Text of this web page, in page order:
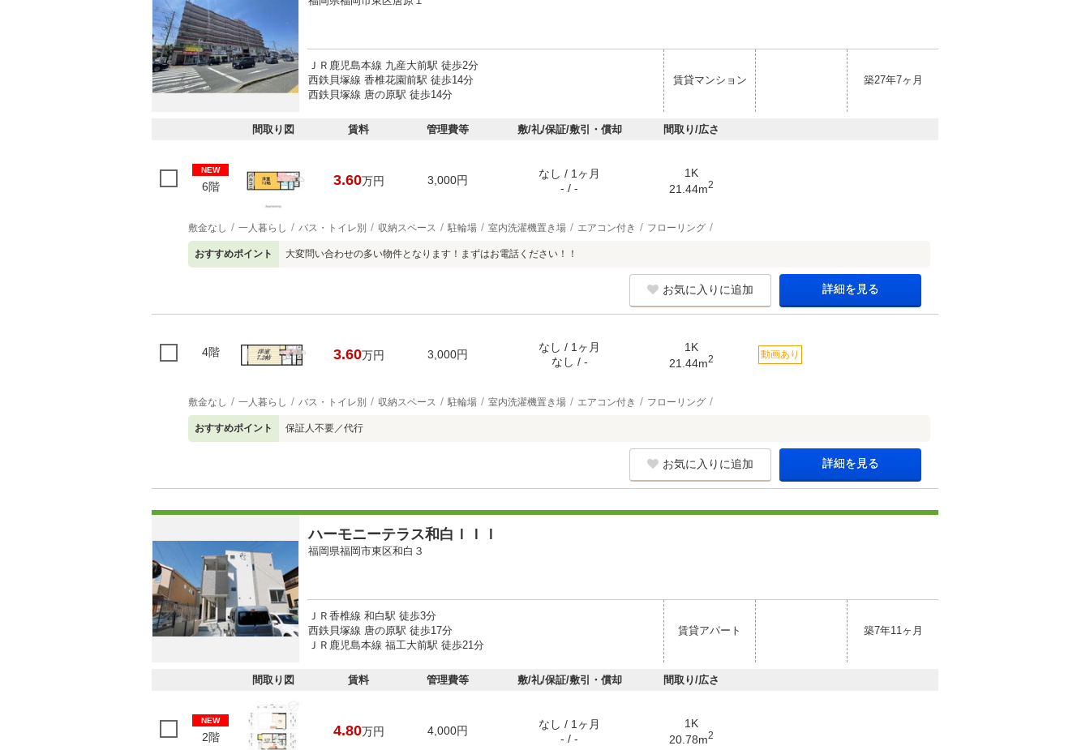
ＪＲ鹿児島本線 九産大前駅 徒歩2分
西鉄貝塚線 香椎花園前駅 徒歩14分
西鉄貝塚線 唐の原駅 徒歩14分
賃貸マンション 築27年7ヶ月
間取り図 賃料 管理費等 敷/礼/保証/敷引・償却 間取り/広さ
NEW
6階 3.60万円 3,000円
なし / 1ヶ月
- / -
1K
21.44m2
敷金なし 一人暮らし バス・トイレ別 収納スペース 駐輪場 室内洗濯機置き場 エアコン付き フローリング
おすすめポイント 大変問い合わせの多い物件となります！まずはお電話ください！！
お気に入りに追加 詳細を見る
4階 3.60万円 3,000円
なし / 1ヶ月
なし / -
1K
21.44m2 動画あり
敷金なし 一人暮らし バス・トイレ別 収納スペース 駐輪場 室内洗濯機置き場 エアコン付き フローリング
おすすめポイント 保証人不要／代行
お気に入りに追加 詳細を見る
ハーモニーテラス和白ＩＩＩ
福岡県福岡市東区和白３
ＪＲ香椎線 和白駅 徒歩3分
西鉄貝塚線 唐の原駅 徒歩17分
ＪＲ鹿児島本線 福工大前駅 徒歩21分
賃貸アパート 築7年11ヶ月
間取り図 賃料 管理費等 敷/礼/保証/敷引・償却 間取り/広さ
NEW
2階 4.80万円 4,000円
なし / 1ヶ月
- / -
1K
20.78m2